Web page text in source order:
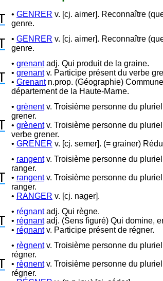
• GENRER v. [cj. aimer]. Reconnaître
genre.
• GENRER v. [cj. aimer]. Reconnaître
genre.
• grenantadj. Qui produit de la graine.
• grenantv. Participe présent du verbe
• Grenantn.prop. (Géographie)
département de la Haute-Marne.
• grènentv. Troisième personne du
grener.
• grènentv. Troisième personne du
verbe grener.
• GRENER v. [cj. semer]. (= grainer)
• rangentv. Troisième personne du
ranger.
• rangentv. Troisième personne du
ranger.
• RANGER v. [cj. nager].
• régnantadj. Qui règne.
• régnantadj. (Sens figuré) Qui domine,
• régnantv. Participe présent de régner.
• règnentv. Troisième personne du
régner.
• règnentv. Troisième personne du
régner.